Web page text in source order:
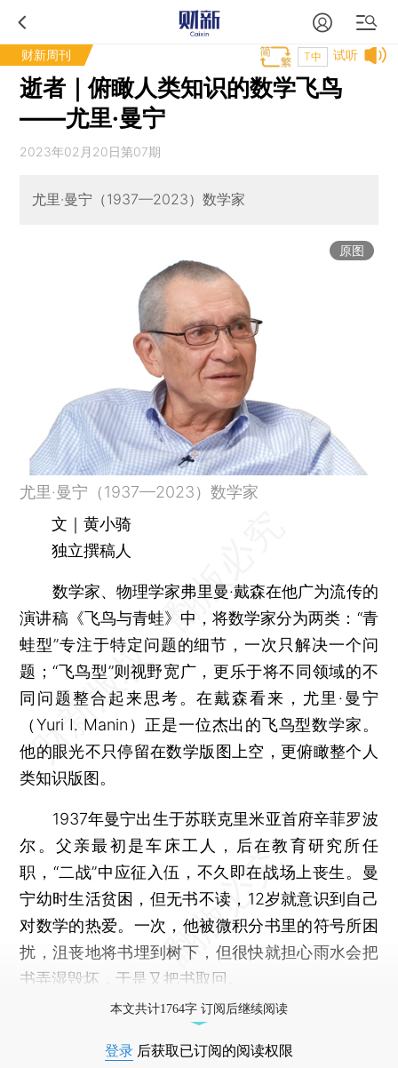
财新周刊 试听
T中
逝者｜俯瞰人类知识的数学飞鸟
——尤里·曼宁
2023年02月20日第07期
尤里·曼宁（1937—2023）数学家
原图
尤里·曼宁（1937—2023）数学家
文｜黄小骑
独立撰稿人
数学家、物理学家弗里曼·戴森在他广为流传的
演讲稿《飞鸟与青蛙》中，将数学家分为两类：“青
蛙型”专注于特定问题的细节，一次只解决一个问
题；“飞鸟型”则视野宽广，更乐于将不同领域的不
同问题整合起来思考。在戴森看来，尤里·曼宁
（Yuri I. Manin）正是一位杰出的飞鸟型数学家。
他的眼光不只停留在数学版图上空，更俯瞰整个人
类知识版图。
1937年曼宁出生于苏联克里米亚首府辛菲罗波
尔。父亲最初是车床工人，后在教育研究所任
职，“二战”中应征入伍，不久即在战场上丧生。曼
宁幼时生活贫困，但无书不读，12岁就意识到自己
对数学的热爱。一次，他被微积分书里的符号所困
扰，沮丧地将书埋到树下，但很快就担心雨水会把
书弄湿毁坏，于是又把书取回。
本文共计1764字 订阅后继续阅读
登录 后获取已订阅的阅读权限